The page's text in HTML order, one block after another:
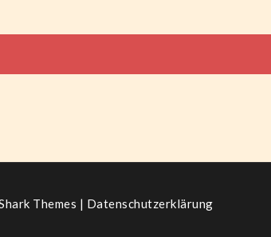
Themes | Datenschutzerklärung